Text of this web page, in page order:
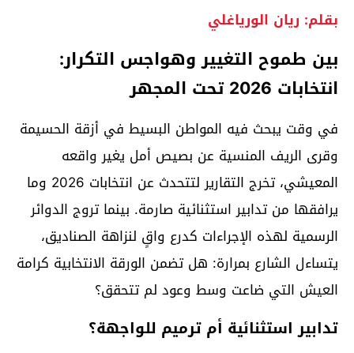
بقلم: ريان الورياغلي
بين طموح التغيير وهواجس التكرار:
انتخابات 2026 تحت المجهر
في وقت يبحث فيه المواطن البسيط في أزقة الحسيمة
وقرى الريف المنسية عن بصيص أمل يغير واقعه
المعيشي، تخرج التقارير لتتحدث عن انتخابات 2026 وما
يرافقها من تدابير استثنائية صارمة. بينما تروج الدوائر
الرسمية لهذه الإجراءات كدرع واقٍ لنزاهة الصناديق،
يتساءل الشارع بمرارة: هل تضمن الورقة الانتخابية كرامة
العيش التي ضاعت وسط وعود لم تتحقق؟
تدابير استثنائية أم ترميم للواجهة؟